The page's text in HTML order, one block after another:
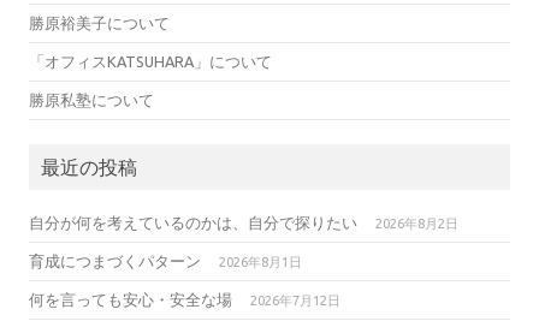
勝原裕美子について
「オフィスKATSUHARA」について
勝原私塾について
最近の投稿
自分が何を考えているのかは、自分で探りたい 2026年8月2日
育成につまづくパターン 2026年8月1日
何を言っても安心・安全な場 2026年7月12日